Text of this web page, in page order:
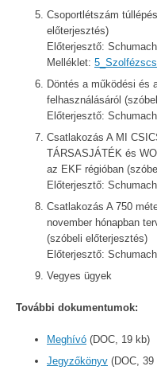
Csoportlétszám
előterjesztés)
Előterjesztő:
Melléklet:
Döntés a működési és
felhasználásáról
Előterjesztő:
Csatlakozás A MI
TÁRSASJÁTÉK és
az EKF régióban
Előterjesztő:
Csatlakozás A 750
november hónapban
(szóbeli előterjesztés)
Előterjesztő:
Vegyes ügyek
További dokumentumok:
Meghívó (DOC, 19 kb)
Jegyzőkönyv (DOC, 39